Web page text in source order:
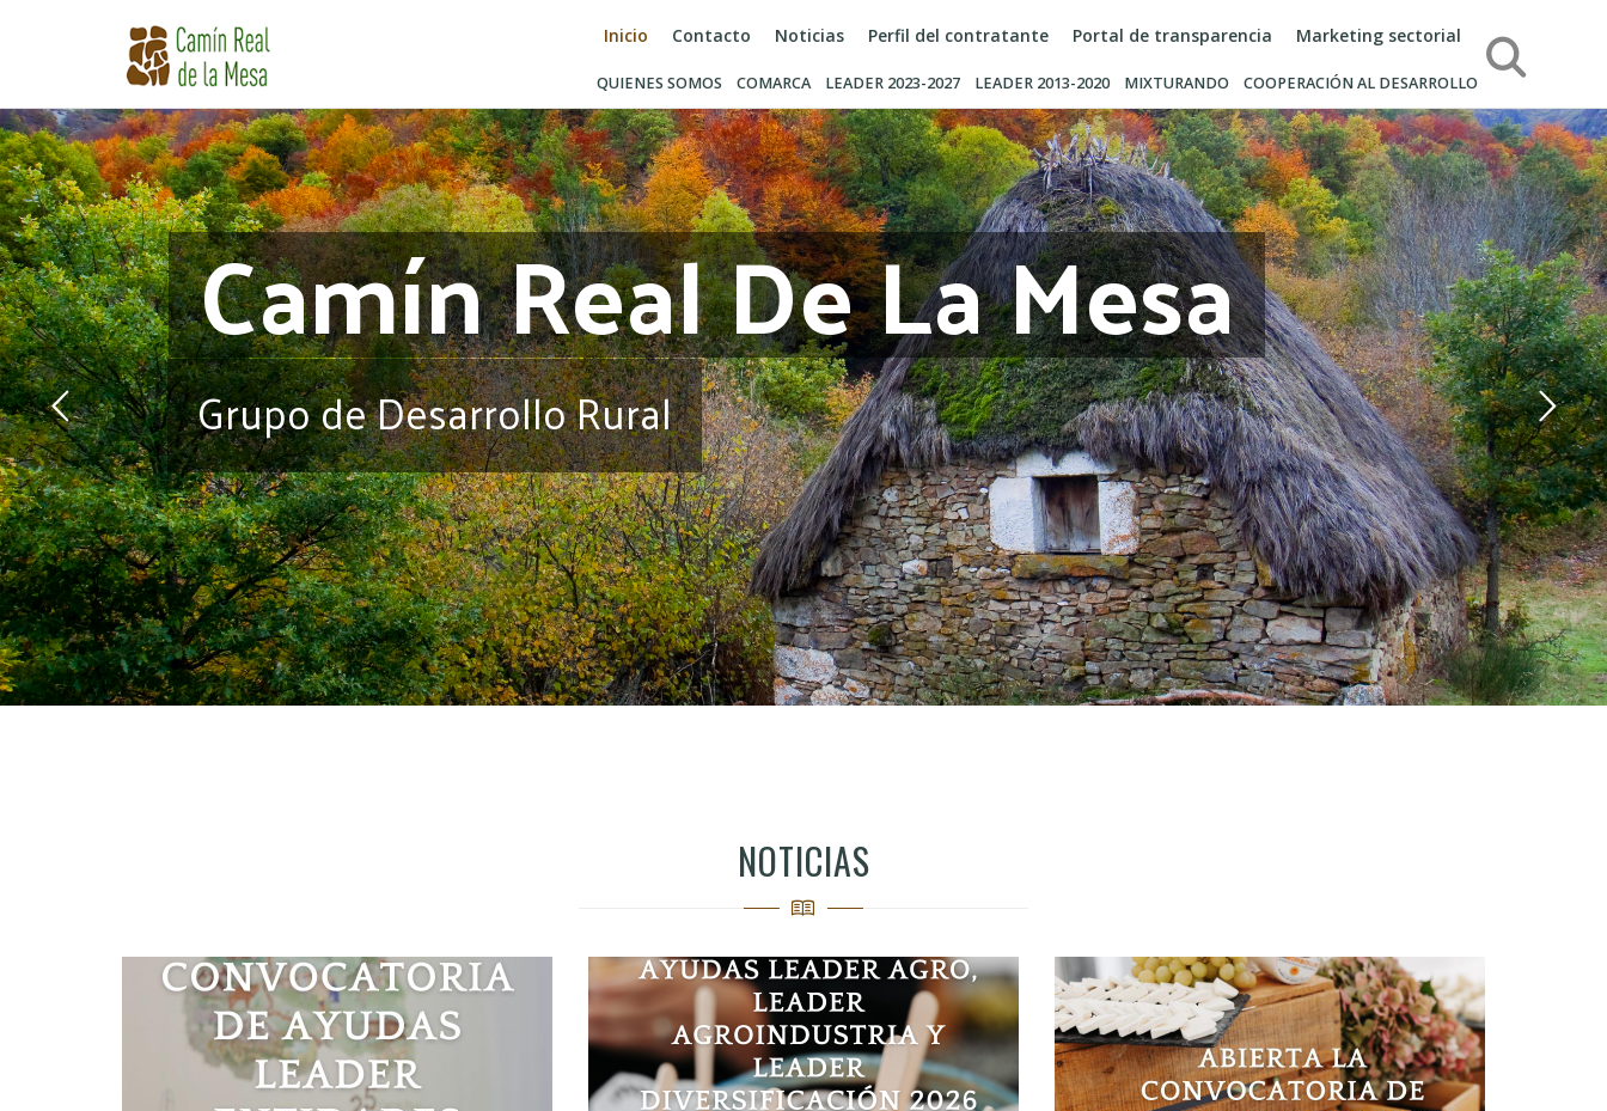
Inicio Contacto Noticias Perfil del contratante Portal de transparencia Marketing sectorial
QUIENES SOMOS COMARCA LEADER 2023-2027 LEADER 2013-2020 MIXTURANDO COOPERACIÓN AL DESARROLLO
Búsqueda
Grupo de Desarrollo Rural
Camín Real De La Mesa
NOTICIAS